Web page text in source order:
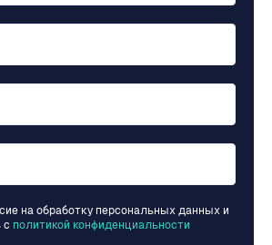
на обработку персональных данных и
c политикой конфиденциальности